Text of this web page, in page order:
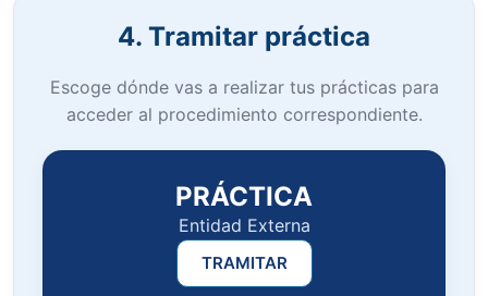
4. Tramitar práctica
Escoge dónde vas a realizar tus prácticas para
acceder al procedimiento correspondiente.
PRÁCTICA
Entidad Externa
TRAMITAR